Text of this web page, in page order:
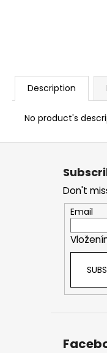
Description
No product's
F
Don't
Email